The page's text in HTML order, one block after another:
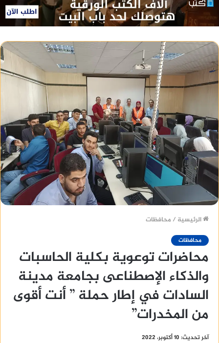
الرئيسية / محافظات
محافظات
محاضرات توعوية بكلية الحاسبات
والذكاء الإصطناعى بجامعة مدينة
السادات في إطار حملة ” أنت أقوى
من المخدرات”
آخر تحديث: 10 أكتوبر، 2022